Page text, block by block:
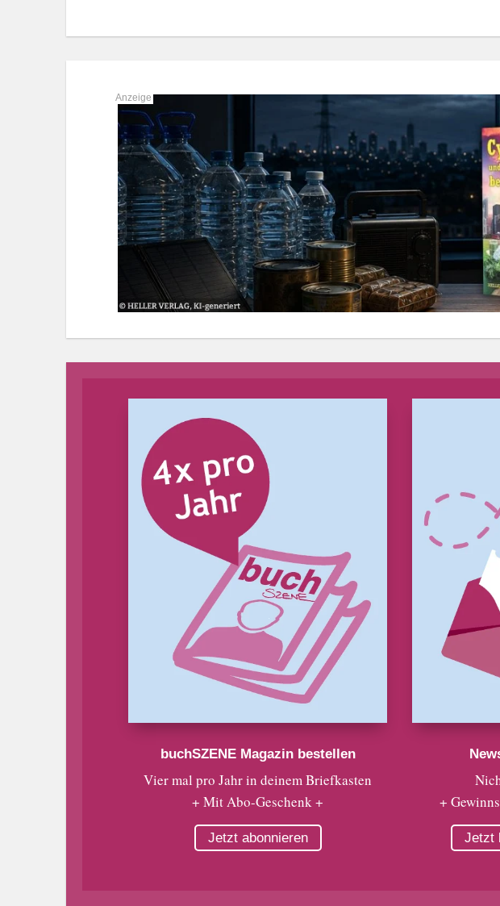
buchSZENE Magazin bestellen
Vier mal pro Jahr in deinem Briefkasten
+ Mit Abo-Geschenk +
Jetzt abonnieren
+
Jetzt